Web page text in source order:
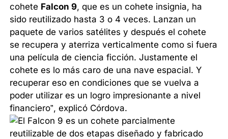
cohete Falcon 9, que es un cohete insignia, ha
sido reutilizado hasta 3 o 4 veces. Lanzan un
paquete de varios satélites y después el cohete
se recupera y aterriza verticalmente como si fuera
una película de ciencia ficción. Justamente el
cohete es lo más caro de una nave espacial. Y
recuperar eso en condiciones que se vuelva a
poder utilizar es un logro impresionante a nivel
financiero”, explicó Córdova.